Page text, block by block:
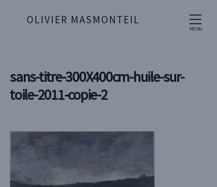
MENU
OLIVIER MASMONTEIL
sans-titre-300X400cm-huile-sur-
toile-2011-copie-2